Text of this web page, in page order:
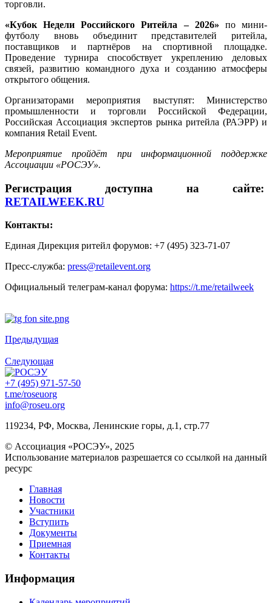
торговли.
«Кубок Недели Российского Ритейла – 2026» по мини-
футболу вновь объединит представителей ритейла,
поставщиков и партнёров на спортивной площадке.
Проведение турнира способствует укреплению деловых
связей, развитию командного духа и созданию атмосферы
открытого общения.
Организаторами мероприятия выступят: Министерство
промышленности и торговли Российской Федерации,
Российская Ассоциация экспертов рынка ритейла (РАЭРР) и
компания Retail Event.
Мероприятие пройдёт при информационной поддержке
Ассоциации «РОСЭУ».
Регистрация доступна на сайте:
RETAILWEEK.RU
Контакты:
Единая Дирекция ритейл форумов: +7 (495) 323-71-07
Пресс-служба: press@retailevent.org
Официальный телеграм-канал форума: https://t.me/retailweek
Предыдущая
Следующая
+7 (495) 971-57-50
t.me/roseuorg
info@roseu.org
119234, РФ, Москва, Ленинские горы, д.1, стр.77
© Ассоциация «РОСЭУ», 2025
Использование материалов разрешается со ссылкой на данный
ресурс
Главная
Новости
Участники
Вступить
Документы
Приемная
Контакты
Информация